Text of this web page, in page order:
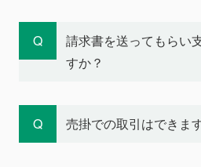
請求書を送ってもらい
すか？
売掛での取引はできま